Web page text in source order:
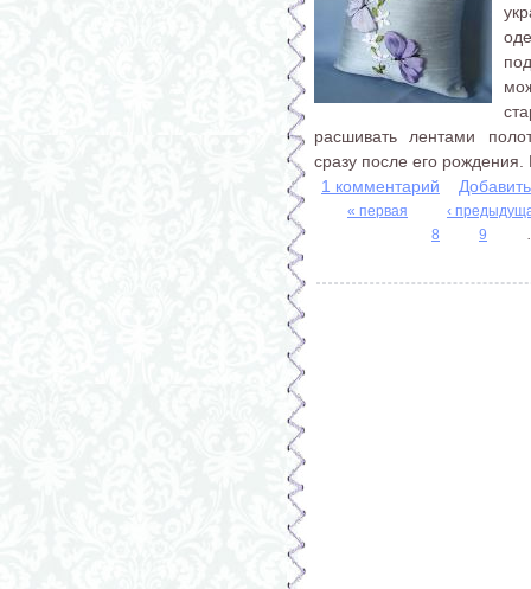
расшивать лентами
сразу после его
1 комментарий
« первая
‹
8
9